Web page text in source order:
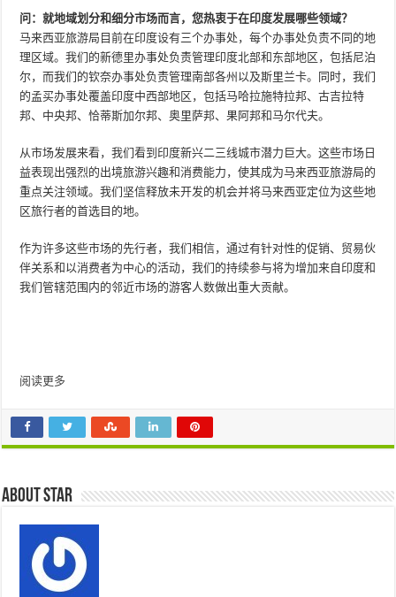
问：就地域划分和细分市场而言，您热衷于在印度发展哪些领域？
马来西亚旅游局目前在印度设有三个办事处，每个办事处负责不同的地
理区域。我们的新德里办事处负责管理印度北部和东部地区，包括尼泊
尔，而我们的钦奈办事处负责管理南部各州以及斯里兰卡。同时，我们
的孟买办事处覆盖印度中西部地区，包括马哈拉施特拉邦、古吉拉特
邦、中央邦、恰蒂斯加尔邦、奥里萨邦、果阿邦和马尔代夫。
从市场发展来看，我们看到印度新兴二三线城市潜力巨大。这些市场日
益表现出强烈的出境旅游兴趣和消费能力，使其成为马来西亚旅游局的
重点关注领域。我们坚信释放未开发的机会并将马来西亚定位为这些地
区旅行者的首选目的地。
作为许多这些市场的先行者，我们相信，通过有针对性的促销、贸易伙
伴关系和以消费者为中心的活动，我们的持续参与将为增加来自印度和
我们管辖范围内的邻近市场的游客人数做出重大贡献。
阅读更多
About star